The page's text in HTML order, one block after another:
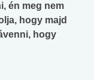
én meg nem
hogy majd
hogy